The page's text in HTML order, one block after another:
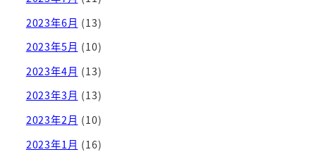
2023年6月 (13)
2023年5月 (10)
2023年4月 (13)
2023年3月 (13)
2023年2月 (10)
2023年1月 (16)